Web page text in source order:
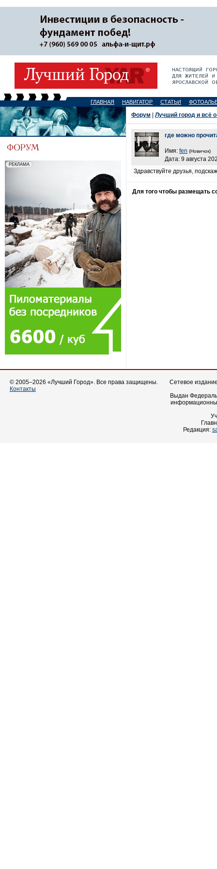
ГЛАВНАЯ НАВИГАТОР СТАТЬИ
Форум Лучший город и всё
где можно
Имя: fen (Новичок)
Дата: 9 августа
Здравствуйте друзья,
Для того чтобы размещать
© 2005–2026 «Лучший Город». Все права защищены.
Контакты
Сетевое
Выдан
Редакция: